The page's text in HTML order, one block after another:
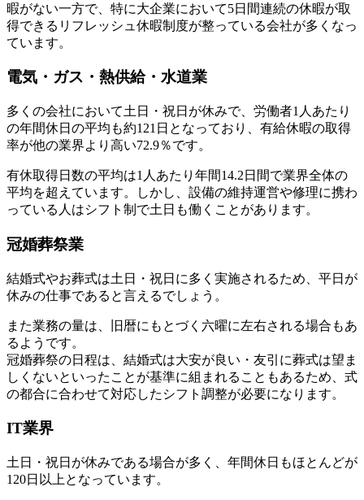
暇がない一方で、特に大企業において5日間連続の休暇が取
得できるリフレッシュ休暇制度が整っている会社が多くなっ
ています。
電気・ガス・熱供給・水道業
多くの会社において土日・祝日が休みで、労働者1人あたり
の年間休日の平均も約121日となっており、有給休暇の取得
率が他の業界より高い72.9％です。
有休取得日数の平均は1人あたり年間14.2日間で業界全体の
平均を超えています。しかし、設備の維持運営や修理に携わ
っている人はシフト制で土日も働くことがあります。
冠婚葬祭業
結婚式やお葬式は土日・祝日に多く実施されるため、平日が
休みの仕事であると言えるでしょう。
また業務の量は、旧暦にもとづく六曜に左右される場合もあ
るようです。
冠婚葬祭の日程は、結婚式は大安が良い・友引に葬式は望ま
しくないといったことが基準に組まれることもあるため、式
の都合に合わせて対応したシフト調整が必要になります。
IT業界
土日・祝日が休みである場合が多く、年間休日もほとんどが
120日以上となっています。